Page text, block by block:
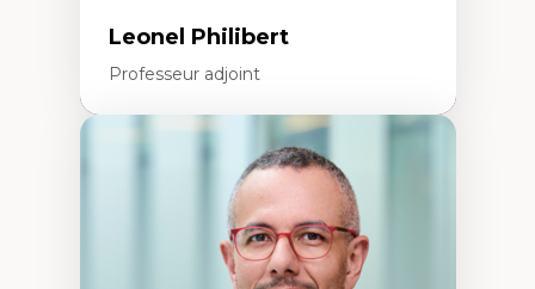
Recherche participative avec, pour et avec
et centrée sur la primauté de la personne
Leonel Philibert
Professeur adjoint
Santé mondiale
Femme en contexte de pauvreté
Participation citoyenne
Inégalités sociales santé